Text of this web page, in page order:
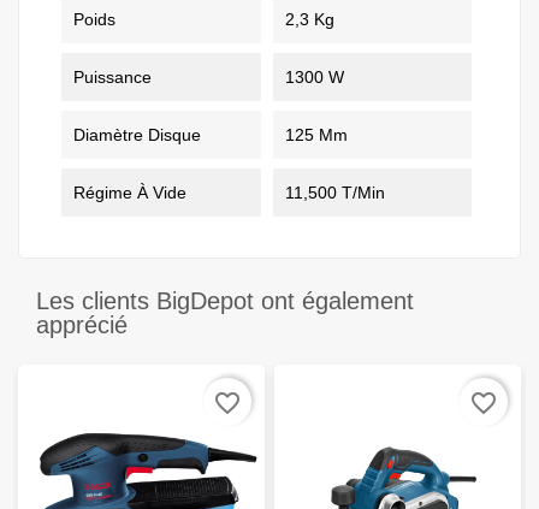
Poids 2,3 Kg
Puissance 1300 W
Diamètre Disque 125 Mm
Régime À Vide 11,500 T/min
Les clients BigDepot ont également
apprécié
favorite_border favorite_border